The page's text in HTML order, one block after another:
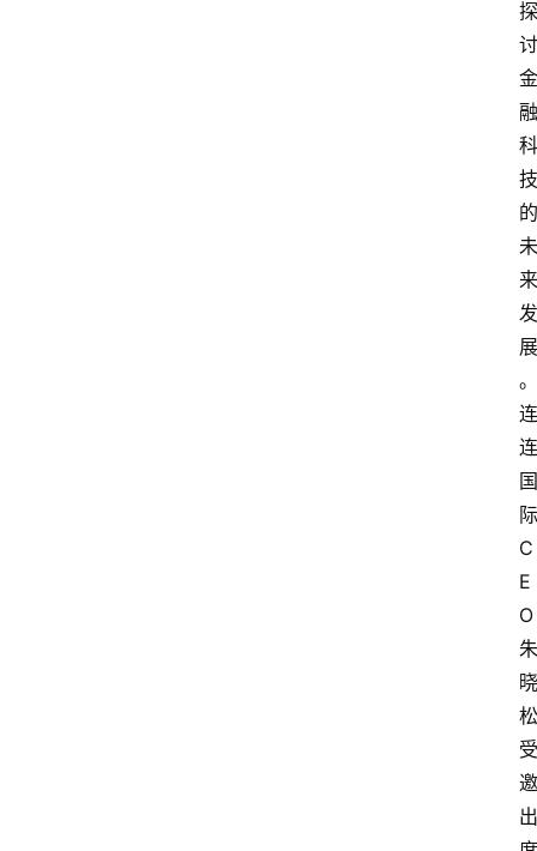
探
讨
金
融
科
技
的
未
来
发
展
。
连
连
国
际
C
E
O
朱
晓
松
受
邀
出